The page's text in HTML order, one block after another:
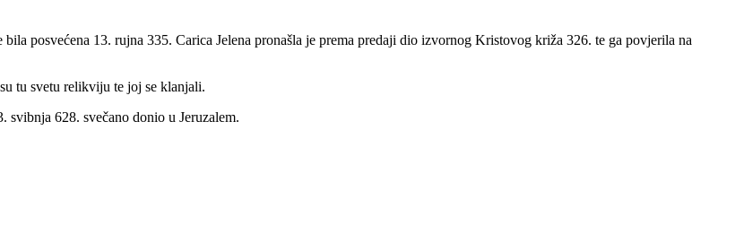
posvećena 13. rujna 335. Carica Jelena pronašla je prema predaji dio izvornog Kristovog križa 326. te ga povjerila na
tu svetu relikviju te joj se klanjali.
628. svečano donio u Jeruzalem.